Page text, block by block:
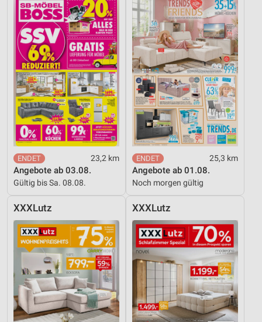
23,2 km
Angebote ab 03.08.
Gültig bis Sa. 08.08.
25,3 km
Angebote ab 01.08.
Noch morgen gültig
XXXLutz XXXLutz